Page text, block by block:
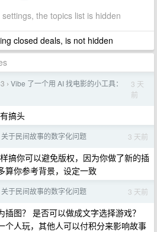
the topics list is hidden
closed deals, is not hidden
› Vibe 了一个用 AI 找电影的小工具：
3 天
前
搞头
关于民间故事的数字化问题 3 天前
搞你可以避免版权，因为你做了新的插
算你参考背景，设定一致
关于民间故事的数字化问题 3 天前
图？ 是否可以做成文字选择游戏？
个人玩，其他人可以付积分来影响故事